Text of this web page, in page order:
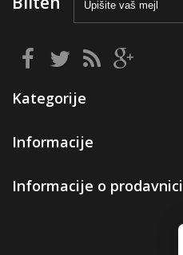
Kategorije
Informacije
Informacije o prodavnici